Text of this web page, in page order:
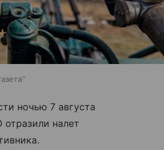
ночью 7 августа
налет